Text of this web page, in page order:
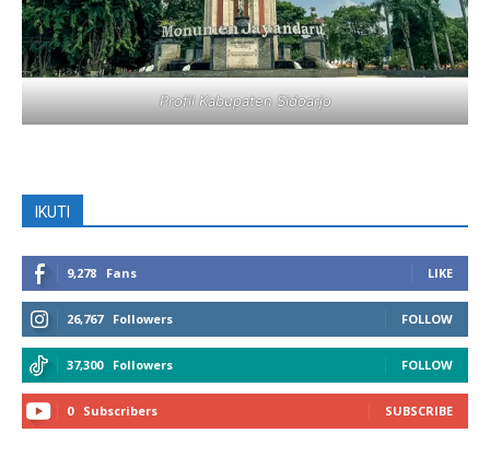
Profil Kabupaten Sidoarjo
IKUTI
9,278 Fans LIKE
26,767 Followers FOLLOW
37,300 Followers FOLLOW
0 Subscribers SUBSCRIBE